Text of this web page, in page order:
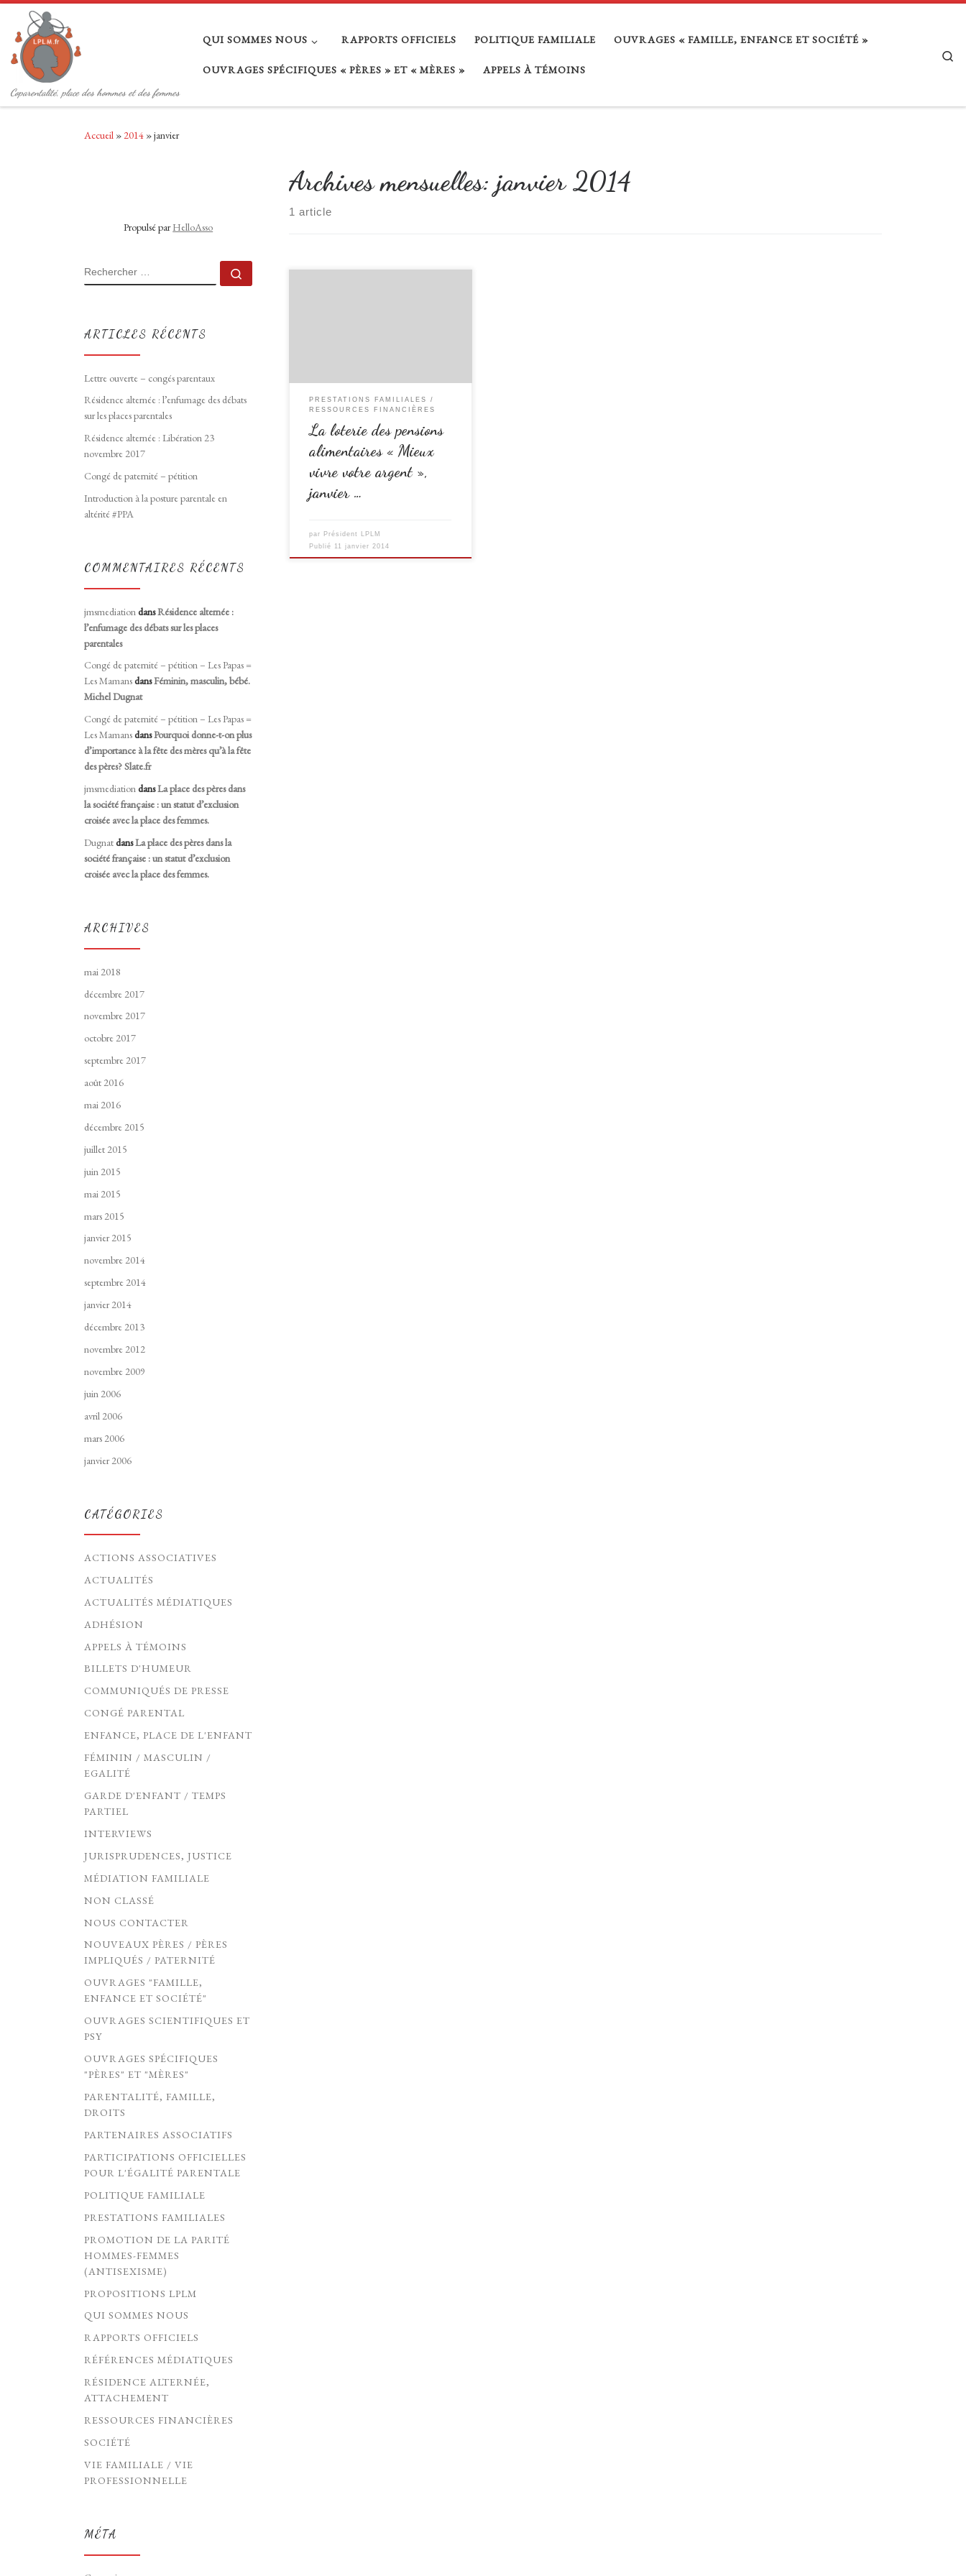
Passer au contenu
Coparentalité, place des hommes et des femmes
QUI SOMMES NOUS RAPPORTS OFFICIELS POLITIQUE FAMILIALE OUVRAGES « FAMILLE, ENFANCE ET SOCIÉTÉ »
OUVRAGES SPÉCIFIQUES « PÈRES » ET « MÈRES » APPELS À TÉMOINS
Accueil »2014 »janvier
Archives mensuelles: janvier 2014
1 article
PRESTATIONS FAMILIALES
RESSOURCES FINANCIÈRES
La loterie des pensions
alimentaires « Mieux
vivre votre argent »,
janvier …
par Président LPLM
Publié 11 janvier 2014
Propulsé parHelloAsso
RECHERCHER Rechercher …
ARTICLES RÉCENTS
Lettre ouverte – congés parentaux
Résidence alternée : l’enfumage des débats
sur les places parentales
Résidence alternée : Libération 23
novembre 2017
Congé de paternité – pétition
Introduction à la posture parentale en
altérité #PPA
COMMENTAIRES RÉCENTS
jmsmediation dansRésidence alternée :
l’enfumage des débats sur les places
parentales
Congé de paternité – pétition – Les Papas =
Les MamansdansFéminin, masculin, bébé.
Michel Dugnat
Congé de paternité – pétition – Les Papas =
Les MamansdansPourquoi donne-t-on plus
d’importance à la fête des mères qu’à la fête
des pères? Slate.fr
jmsmediationdansLa place des pères dans
la société française : un statut d’exclusion
croisée avec la place des femmes.
DugnatdansLa place des pères dans la
société française : un statut d’exclusion
croisée avec la place des femmes.
ARCHIVES
mai 2018
décembre 2017
novembre 2017
octobre 2017
septembre 2017
août 2016
mai 2016
décembre 2015
juillet 2015
juin 2015
mai 2015
mars 2015
janvier 2015
novembre 2014
septembre 2014
janvier 2014
décembre 2013
novembre 2012
novembre 2009
juin 2006
avril 2006
mars 2006
janvier 2006
CATÉGORIES
ACTIONS ASSOCIATIVES
ACTUALITÉS
ACTUALITÉS MÉDIATIQUES
ADHÉSION
APPELS À TÉMOINS
BILLETS D'HUMEUR
COMMUNIQUÉS DE PRESSE
CONGÉ PARENTAL
ENFANCE, PLACE DE L'ENFANT
FÉMININ / MASCULIN /
EGALITÉ
GARDE D'ENFANT / TEMPS
PARTIEL
INTERVIEWS
JURISPRUDENCES, JUSTICE
MÉDIATION FAMILIALE
NON CLASSÉ
NOUS CONTACTER
NOUVEAUX PÈRES / PÈRES
IMPLIQUÉS / PATERNITÉ
OUVRAGES "FAMILLE,
ENFANCE ET SOCIÉTÉ"
OUVRAGES SCIENTIFIQUES ET
PSY
OUVRAGES SPÉCIFIQUES
"PÈRES" ET "MÈRES"
PARENTALITÉ, FAMILLE,
DROITS
PARTENAIRES ASSOCIATIFS
PARTICIPATIONS OFFICIELLES
POUR L'ÉGALITÉ PARENTALE
POLITIQUE FAMILIALE
PRESTATIONS FAMILIALES
PROMOTION DE LA PARITÉ
HOMMES-FEMMES
(ANTISEXISME)
PROPOSITIONS LPLM
QUI SOMMES NOUS
RAPPORTS OFFICIELS
RÉFÉRENCES MÉDIATIQUES
RÉSIDENCE ALTERNÉE,
ATTACHEMENT
RESSOURCES FINANCIÈRES
SOCIÉTÉ
VIE FAMILIALE / VIE
PROFESSIONNELLE
MÉTA